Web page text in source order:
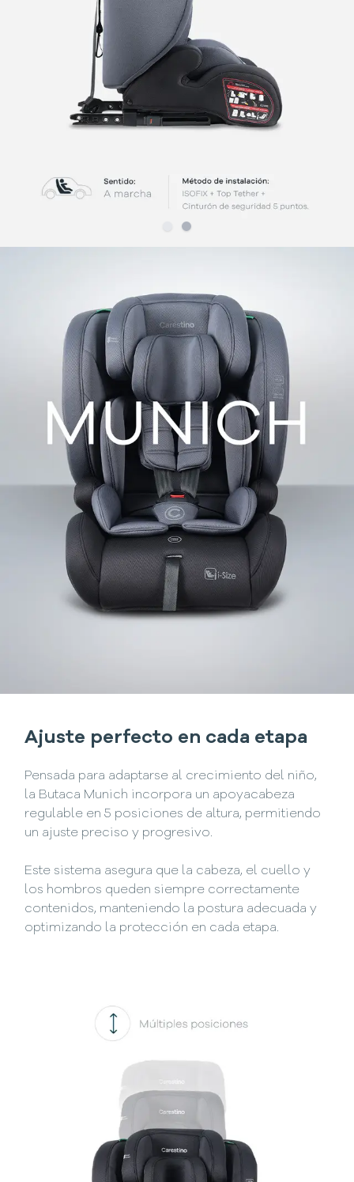
SlideSlide
Ajuste perfecto en cada etapa
Pensada para adaptarse al crecimiento del niño,
la Butaca Munich incorpora un apoyacabeza
regulable en 5 posiciones de altura, permitiendo
un ajuste preciso y progresivo.
Este sistema asegura que la cabeza, el cuello y
los hombros queden siempre correctamente
contenidos, manteniendo la postura adecuada y
optimizando la protección en cada etapa.